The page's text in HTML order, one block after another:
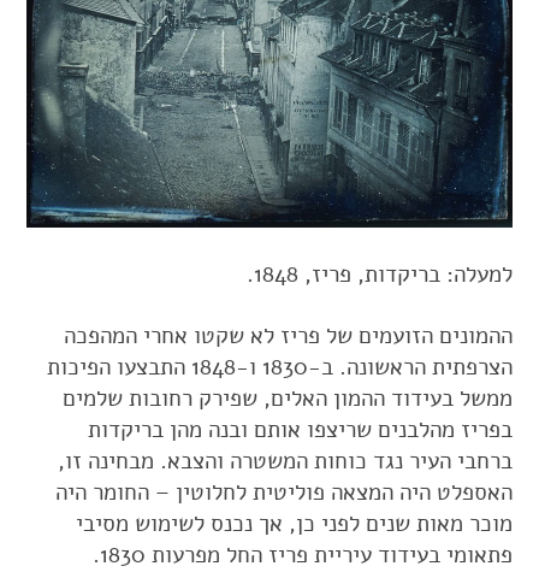
למעלה: בריקדות, פריז, 1848.
ההמונים הזועמים של פריז לא שקטו אחרי המהפכה
הצרפתית הראשונה. ב-1830 ו-1848 התבצעו הפיכות
ממשל בעידוד ההמון האלים, שפירק רחובות שלמים
בפריז מהלבנים שריצפו אותם ובנה מהן בריקדות
ברחבי העיר נגד כוחות המשטרה והצבא. מבחינה זו,
האספלט היה המצאה פוליטית לחלוטין – החומר היה
מוכר מאות שנים לפני כן, אך נכנס לשימוש מסיבי
פתאומי בעידוד עיריית פריז החל מפרעות 1830.